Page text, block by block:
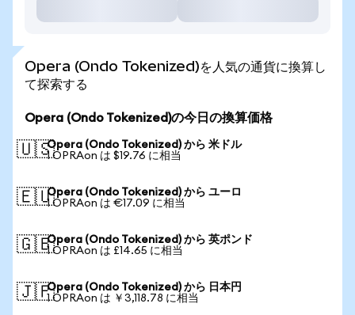
Opera (Ondo Tokenized)を人気の通貨に換算し
て探索する
Opera (Ondo Tokenized)の今日の換算価格
🇺🇸Opera (Ondo Tokenized) から 米ドル
1 OPRAon は $19.76 に相当
🇪🇺Opera (Ondo Tokenized) から ユーロ
1 OPRAon は €17.09 に相当
🇬🇧Opera (Ondo Tokenized) から 英ポンド
1 OPRAon は £14.65 に相当
🇯🇵Opera (Ondo Tokenized) から 日本円
1 OPRAon は ￥3,118.78 に相当